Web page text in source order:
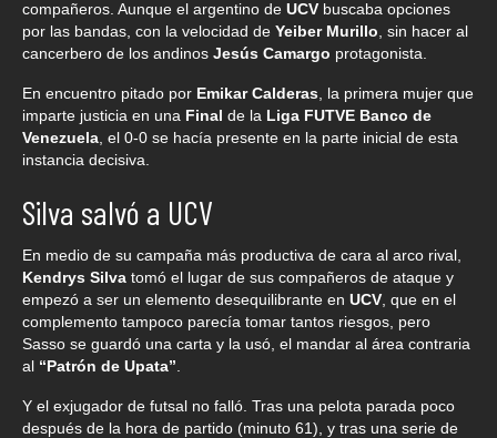
compañeros. Aunque el argentino de UCV buscaba opciones
por las bandas, con la velocidad de Yeiber Murillo , sin hacer al
cancerbero de los andinos Jesús Camargo protagonista.
En encuentro pitado por Emikar Calderas , la primera mujer que
imparte justicia en una Final de la Liga FUTVE Banco de
Venezuela , el 0-0 se hacía presente en la parte inicial de esta
instancia decisiva.
Silva salvó a UCV
En medio de su campaña más productiva de cara al arco rival,
Kendrys Silva tomó el lugar de sus compañeros de ataque y
empezó a ser un elemento desequilibrante en UCV , que en el
complemento tampoco parecía tomar tantos riesgos, pero
Sasso se guardó una carta y la usó, el mandar al área contraria
al “Patrón de Upata”
Y el exjugador de futsal no falló. Tras una pelota parada poco
después de la hora de partido (minuto 61), y tras una serie de